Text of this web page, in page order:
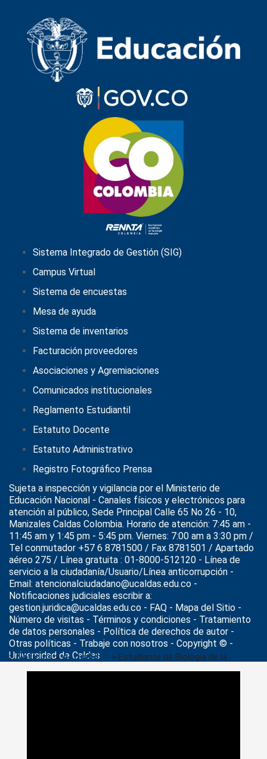
>Noticias>Actualidad > Estudiante de Biología de la
Universidad de Caldas, ganadora de la Beca Colombia
Sistema Integrado de Gestión (SIG)
Campus Virtual
Sistema de encuestas
Mesa de ayuda
Sistema de inventarios
Facturación proveedores
Asociaciones y Agremiaciones
Comunicados institucionales
Reglamento Estudiantil
Estatuto Docente
Estatuto Administrativo
Registro Fotográfico Prensa
Sujeta a inspección y vigilancia por el Ministerio de
Educación Nacional - Canales físicos y electrónicos para
atención al público, Sede Principal Calle 65 No 26 - 10,
Manizales Caldas Colombia. Horario de atención: 7:45 am -
11:45 am y 1:45 pm - 5:45 pm. Viernes: 7:00 am a 3:30 pm /
Tel conmutador +57 6 8781500 / Fax 8781501 / Apartado
aéreo 275 / Línea gratuita : 01-8000-512120 - Línea de
servicio a la ciudadanía/Usuario/Línea anticorrupción -
Email: atencionalciudadano@ucaldas.edu.co -
Notificaciones judiciales escribir a:
gestion.juridica@ucaldas.edu.co - FAQ - Mapa del Sitio -
Número de visitas - Términos y condiciones - Tratamiento
de datos personales - Política de derechos de autor -
Otras políticas - Trabaje con nosotros - Copyright © -
Universidad de Caldas